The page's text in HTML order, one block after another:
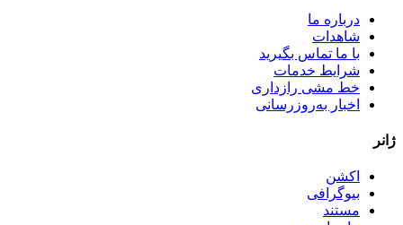
درباره ما
شاهدات
با ما تماس بگیرید
شرایط خدمات
خط مشی رازداری
اخبار به‌روزرسانی
ژانر
اکشن
بیوگرافی
مستند